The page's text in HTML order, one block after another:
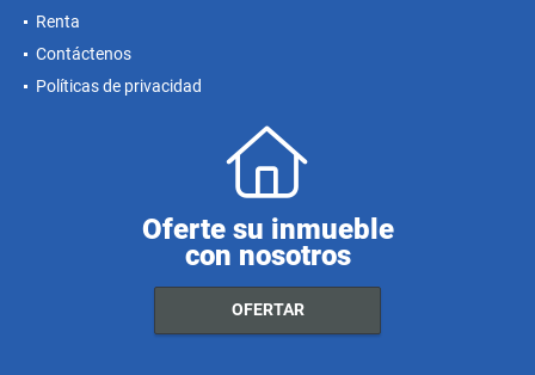
Renta
Contáctenos
Políticas de privacidad
Oferte su inmueble
con nosotros
OFERTAR